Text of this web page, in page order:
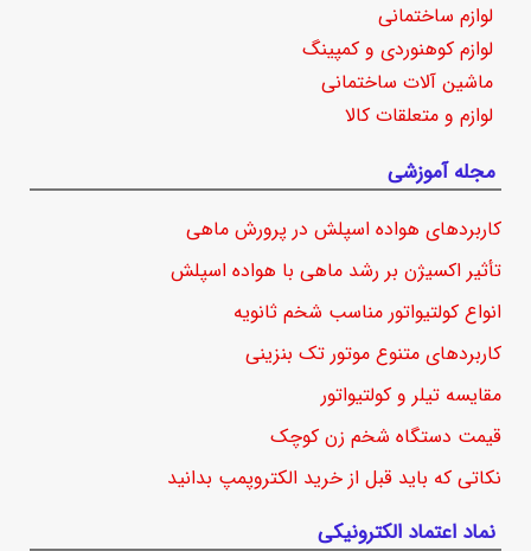
لوازم ساختمانی
لوازم کوهنوردی و کمپینگ
ماشین آلات ساختمانی
لوازم و متعلقات کالا
مجله آموزشی
کاربردهای هواده اسپلش در پرورش ماهی
تأثیر اکسیژن بر رشد ماهی با هواده اسپلش
انواع کولتیواتور مناسب شخم ثانویه
کاربردهای متنوع موتور تک بنزینی
مقایسه تیلر و کولتیواتور
قیمت دستگاه شخم زن کوچک
نکاتی که باید قبل از خرید الکتروپمپ بدانید
نماد اعتماد الکترونیکی